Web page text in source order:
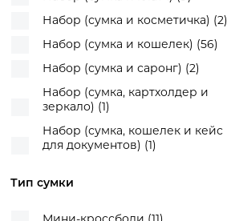
Коричневый (60)
Коричневый/Молочный (2)
Коричневый/Розовый (1)
Красный (24)
Леопардовый (4)
Молочный (27)
Молочный/Розовый (2)
Набор (сумка и косметичка) (2)
Набор (сумка и кошелек) (56)
Набор (сумка и саронг) (2)
Набор (сумка, картхолдер и
зеркало) (1)
Набор (сумка, кошелек и кейс
для документов) (1)
для наушников) (6)
Тип сумки